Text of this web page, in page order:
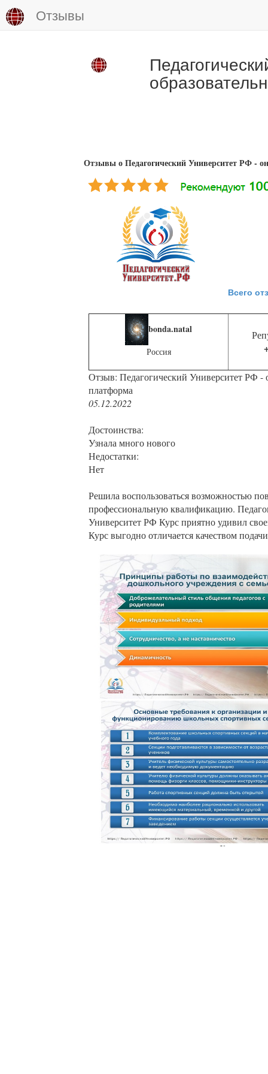
Отзывы
Отзывы о Педагогический Университет РФ -
Всего
bonda.natal
Россия
Отзыв: Педагогический Университет РФ -
платформа
05.12.2022
Достоинства:
Узнала много нового
Недостатки:
Нет
Решила воспользоваться возможностью
профессиональную квалификацию.
Университет РФ Курс приятно удивил
Курс выгодно отличается качеством